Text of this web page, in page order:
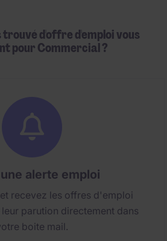
trouvé d'offre d'emploi vous
pour Commercial ?
alerte emploi
recevez les offres d'emploi
parution directement dans
boite mail.